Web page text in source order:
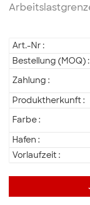
Art.-Nr :
Bestellung (MOQ) :
Zahlung :
Produktherkunft :
Farbe :
Hafen :
Vorlaufzeit :